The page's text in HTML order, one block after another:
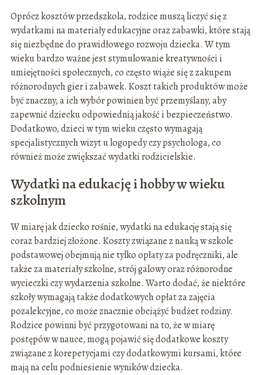
Oprócz kosztów przedszkola, rodzice muszą liczyć się z
wydatkami na materiały edukacyjne oraz zabawki, które stają
się niezbędne do prawidłowego rozwoju dziecka. W tym
wieku bardzo ważne jest stymulowanie kreatywności i
umiejętności społecznych, co często wiąże się z zakupem
różnorodnych gier i zabawek. Koszt takich produktów może
być znaczny, a ich wybór powinien być przemyślany, aby
zapewnić dziecku odpowiednią jakość i bezpieczeństwo.
Dodatkowo, dzieci w tym wieku często wymagają
specjalistycznych wizyt u logopedy czy psychologa, co
również może zwiększać wydatki rodzicielskie.
Wydatki na edukację i hobby w wieku
szkolnym
W miarę jak dziecko rośnie, wydatki na edukację stają się
coraz bardziej złożone. Koszty związane z nauką w szkole
podstawowej obejmują nie tylko opłaty za podręczniki, ale
także za materiały szkolne, strój galowy oraz różnorodne
wycieczki czy wydarzenia szkolne. Warto dodać, że niektóre
szkoły wymagają także dodatkowych opłat za zajęcia
pozalekcyjne, co może znacznie obciążyć budżet rodziny.
Rodzice powinni być przygotowani na to, że w miarę
postępów w nauce, mogą pojawić się dodatkowe koszty
związane z korepetycjami czy dodatkowymi kursami, które
mają na celu podniesienie wyników dziecka.